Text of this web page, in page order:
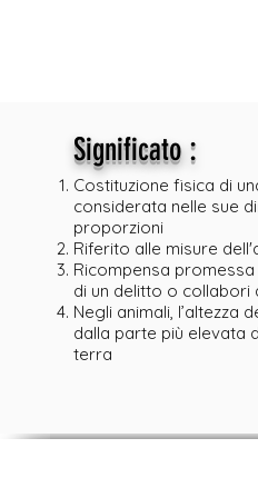
Significato:
Costituzione fisica di
considerata nelle sue
proporzioni
Riferito alle misure
Ricompensa
di un delitto o collabori
Negli animali, l’altezza
dalla parte più elevata
terra